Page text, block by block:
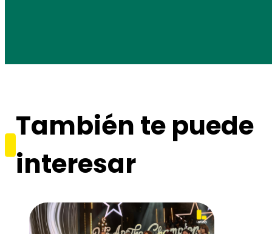
También te puede
interesar